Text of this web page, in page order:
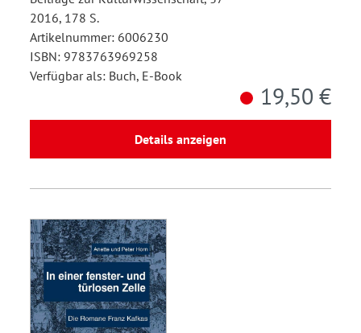
2016, 178 S.
Artikelnummer: 6006230
ISBN: 9783763969258
Verfügbar als: Buch, E-Book
19,50 €
Details anzeigen